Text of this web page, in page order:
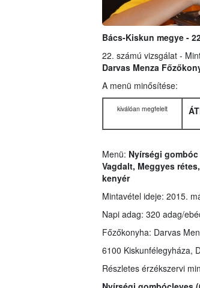
Bács-Kiskun megye -
22. számú vizsgálat -
Darvas Menza
A menü minősítése:
kiválóan megfelelt
Menü: Nyírségi
Vagdalt, Meggyes
kenyér
Mintavétel ideje: 2015.
Napi adag: 320 adag/
Főzőkonyha: Darvas
6100 Kiskunfélegyháza,
Részletes érzékszervi